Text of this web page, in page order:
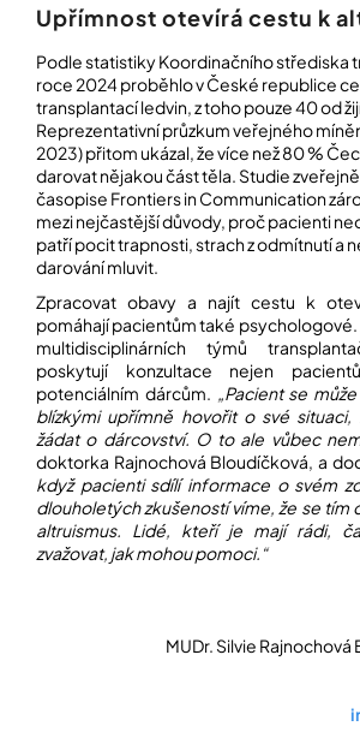
Upřímnost otevírá cestu k
PodlestatistikyKoordinačního střediska
roce 2024 proběhlo v České republice
transplantací ledvin, z toho pouze 40 od
Reprezentativní průzkum veřejného
2023) přitom ukázal, že více než 80 %
darovat nějakou část těla. Studie
časopise Frontiers in Communication
mezi nejčastější důvody, proč pacienti
patří pocit trapnosti, strach z odmítnutí a
darování mluvit.
Zpracovat obavy a najít cestu k
pomáhají pacientům také psychologové.
multidisciplinárních týmů
poskytují konzultace nejen
potenciálním dárcům. „Pacient se
blízkými upřímně hovořit o své situaci,
žádat o dárcovství. O to ale vůbec
doktorka Rajnochová Bloudíčková, a
když pacienti sdílí informace o svém
dlouholetých zkušeností víme, že se tím
altruismus. Lidé, kteří je mají rádi,
zvažovat, jak mohou pomoci.“
MUDr. Silvie